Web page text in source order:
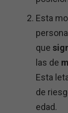
Esta
que
las de
Esta
de
edad.